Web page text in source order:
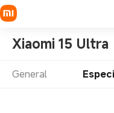
Xiaomi 15 Ultra
General